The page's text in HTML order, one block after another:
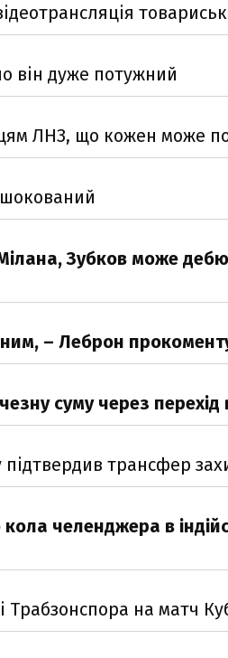
він дуже потужний
ЛНЗ, що кожен може
Зубков може
– Леброн
суму через перехід
підтвердив трансфер
челенджера в
Трабзонспора на матч